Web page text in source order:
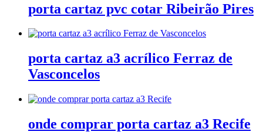
porta cartaz pvc cotar Ribeirão Pires
porta cartaz a3 acrílico Ferraz de
Vasconcelos
onde comprar porta cartaz a3 Recife